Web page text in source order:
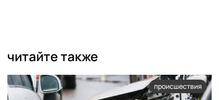
читайте также
происшествия